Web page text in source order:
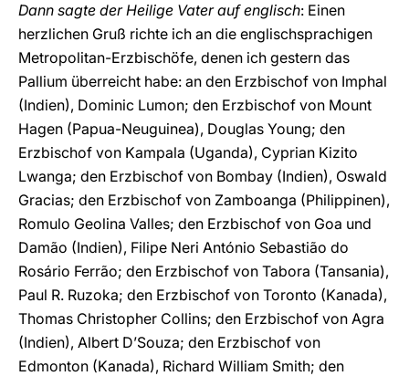
Dann sagte der Heilige Vater auf englisch: Einen
herzlichen Gruß richte ich an die englischsprachigen
Metropolitan-Erzbischöfe, denen ich gestern das
Pallium überreicht habe: an den Erzbischof von Imphal
(Indien), Dominic Lumon; den Erzbischof von Mount
Hagen (Papua-Neuguinea), Douglas Young; den
Erzbischof von Kampala (Uganda), Cyprian Kizito
Lwanga; den Erzbischof von Bombay (Indien), Oswald
Gracias; den Erzbischof von Zamboanga (Philippinen),
Romulo Geolina Valles; den Erzbischof von Goa und
Damão (Indien), Filipe Neri António Sebastião do
Rosário Ferrão; den Erzbischof von Tabora (Tansania),
Paul R. Ruzoka; den Erzbischof von Toronto (Kanada),
Thomas Christopher Collins; den Erzbischof von Agra
(Indien), Albert D’Souza; den Erzbischof von
Edmonton (Kanada), Richard William Smith; den